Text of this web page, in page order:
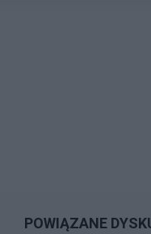
POWIĄZANE